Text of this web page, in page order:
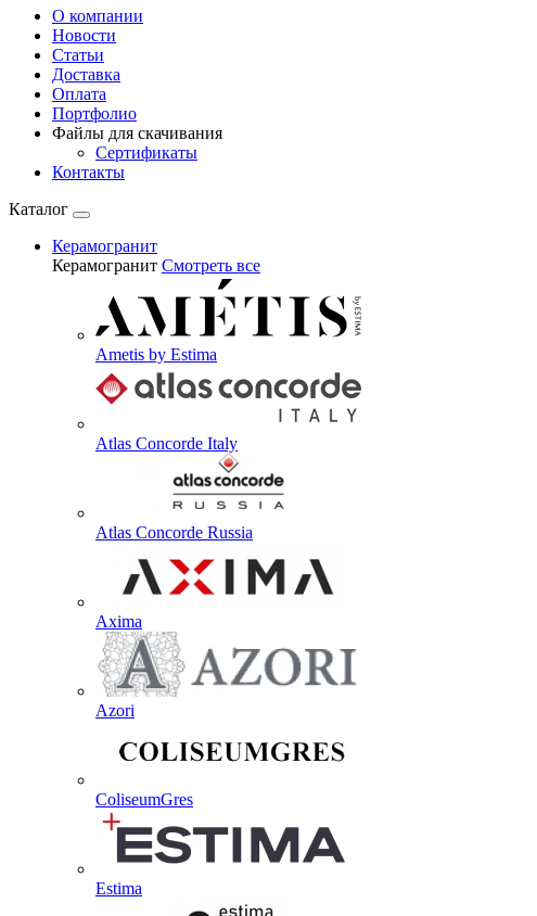
О компании
Новости
Статьи
Доставка
Оплата
Портфолио
Файлы для скачивания
Сертификаты
Контакты
Каталог
Керамогранит
Керамогранит Смотреть все
Ametis by Estima
Atlas Concorde Italy
Atlas Concorde Russia
Axima
Azori
ColiseumGres
Estima